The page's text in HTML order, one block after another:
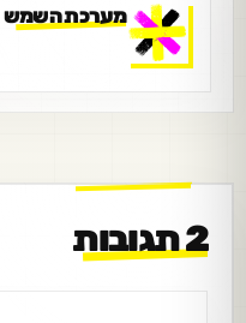
מערכת השמש
2 תגובות